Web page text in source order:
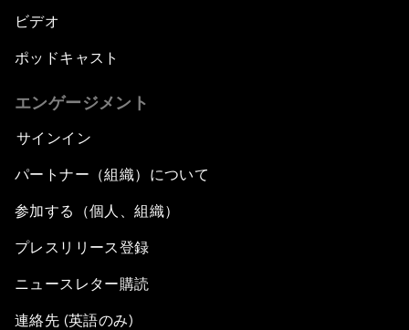
ビデオ
ポッドキャスト
エンゲージメント
サインイン
パートナー（組織）について
参加する（個人、組織）
プレスリリース登録
ニュースレター購読
連絡先 (英語のみ)